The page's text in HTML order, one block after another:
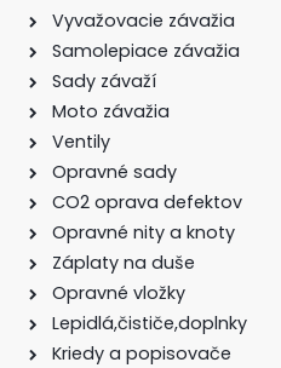
Vyvažovacie závažia
Samolepiace závažia
Sady závaží
Moto závažia
Ventily
Opravné sady
CO2 oprava defektov
Opravné nity a knoty
Záplaty na duše
Opravné vložky
Lepidlá,čističe,doplnky
Kriedy a popisovače